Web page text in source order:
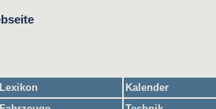
Lexikon
Kalender